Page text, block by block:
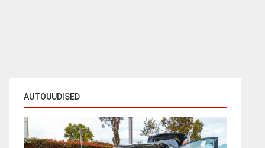
AUTOUUDISED